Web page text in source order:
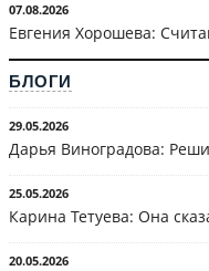
07.08.2026
Евгения Хорошева:
БЛОГИ
29.05.2026
Дарья Виноградова:
25.05.2026
Карина Тетуева: Она
20.05.2026